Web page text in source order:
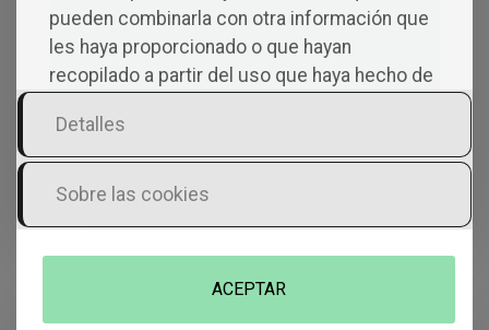
Deja una respuesta
Tu dirección de correo electrónico no será
publicada.
pueden combinarla con otra información que
les haya proporcionado o que hayan
recopilado a partir del uso que haya hecho de
Detalles
Sobre las cookies
ACEPTAR